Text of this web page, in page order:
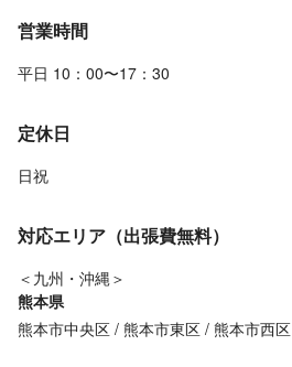
営業時間
平日 10：00〜17：30
定休日
日祝
対応エリア（出張費無料）
＜九州・沖縄＞
熊本県
熊本市中央区 熊本市東区 熊本市西区